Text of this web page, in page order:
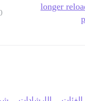
longer